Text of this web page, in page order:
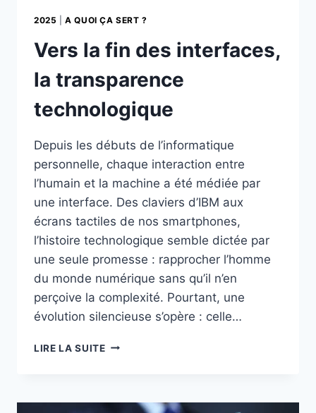
2025 |A QUOI ÇA SERT ?
Vers la fin des interfaces,
la transparence
technologique
Depuis les débuts de l’informatique
personnelle, chaque interaction entre
l’humain et la machine a été médiée par
une interface. Des claviers d’IBM aux
écrans tactiles de nos smartphones,
l’histoire technologique semble dictée par
une seule promesse : rapprocher l’homme
du monde numérique sans qu’il n’en
perçoive la complexité. Pourtant, une
évolution silencieuse s’opère : celle…
LIRE LA SUITEVERS
INTERFACES,